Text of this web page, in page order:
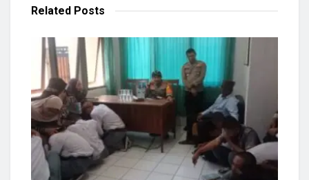
Related Posts